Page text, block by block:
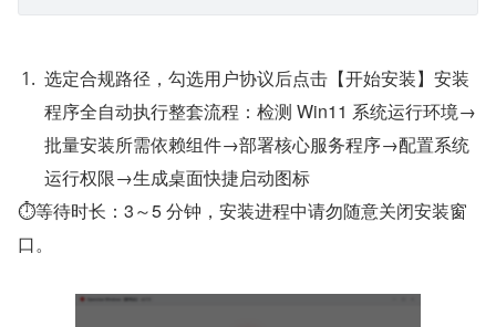
选定合规路径，勾选用户协议后点击【开始安装】安装
程序全自动执行整套流程：检测 Win11 系统运行环境→
批量安装所需依赖组件→部署核心服务程序→配置系统
运行权限→生成桌面快捷启动图标
⏱等待时长：3～5 分钟，安装进程中请勿随意关闭安装窗
口。